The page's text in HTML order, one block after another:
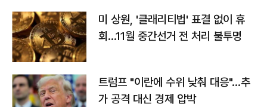
미 상원, '클래리티법' 표결 없이 휴
회…11월 중간선거 전 처리 불투명
트럼프 "이란에 수위 낮춰 대응"…추
가 공격 대신 경제 압박